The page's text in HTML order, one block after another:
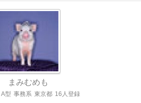
まみむめも
A型 事務系 東京都 16人登録